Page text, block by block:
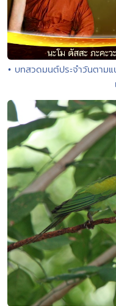
• บทสวดมนต์ประจำวันตา